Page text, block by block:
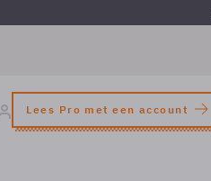
Lees Pro met een account